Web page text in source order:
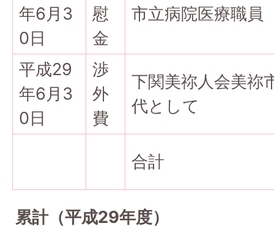
年6月3
0日
慰
金
市立病院医療職員
平成29
年6月3
0日
渉
外
費
下関美祢人会美祢
代として
合計
累計（平成29年度）